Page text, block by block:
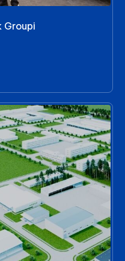
Groupi